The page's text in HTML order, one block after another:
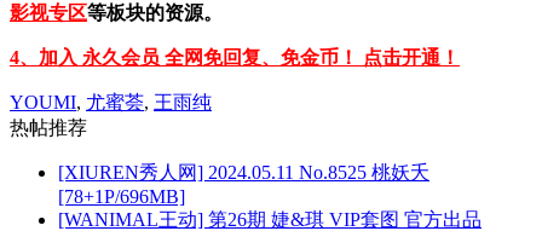
影视专区等板块的资源。
4、加入 永久会员 全网免回复、免金币！ 点击开通！
YOUMI, 尤蜜荟, 王雨纯
热帖推荐
[XIUREN秀人网] 2024.05.11 No.8525 桃妖夭
[78+1P/696MB]
[WANIMAL王动] 第26期 婕&琪 VIP套图 官方出品